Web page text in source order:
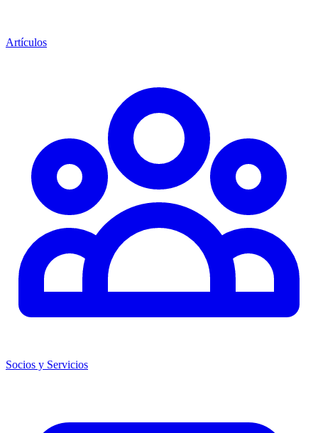
Artículos
Socios y Servicios